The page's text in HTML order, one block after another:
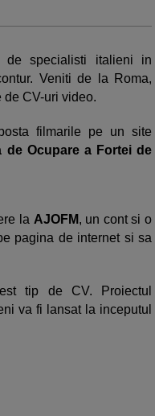
de specialisti italieni in
Veniti de la Roma,
CV-uri video.
filmarile pe un site
de Ocupare a Fortei de
la AJOFM, un cont si o
pagina de internet si sa
tip de CV. Proiectul
va fi lansat la inceputul